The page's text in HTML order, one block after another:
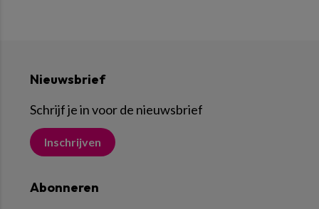
Nieuwsbrief
Schrijf je in voor de nieuwsbrief
Inschrijven
Abonneren